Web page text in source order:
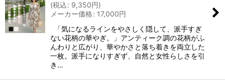
(税込: 9,350円)
メーカー価格: 17,000円
「気になるラインをやさしく隠して、派手すぎ
ない花柄の華やぎ。」アンティーク調の花柄がふ
んわりと広がり、華やかさと落ち着きを両立した
一枚。派手になりすぎず、自然と女性らしさを引
き…